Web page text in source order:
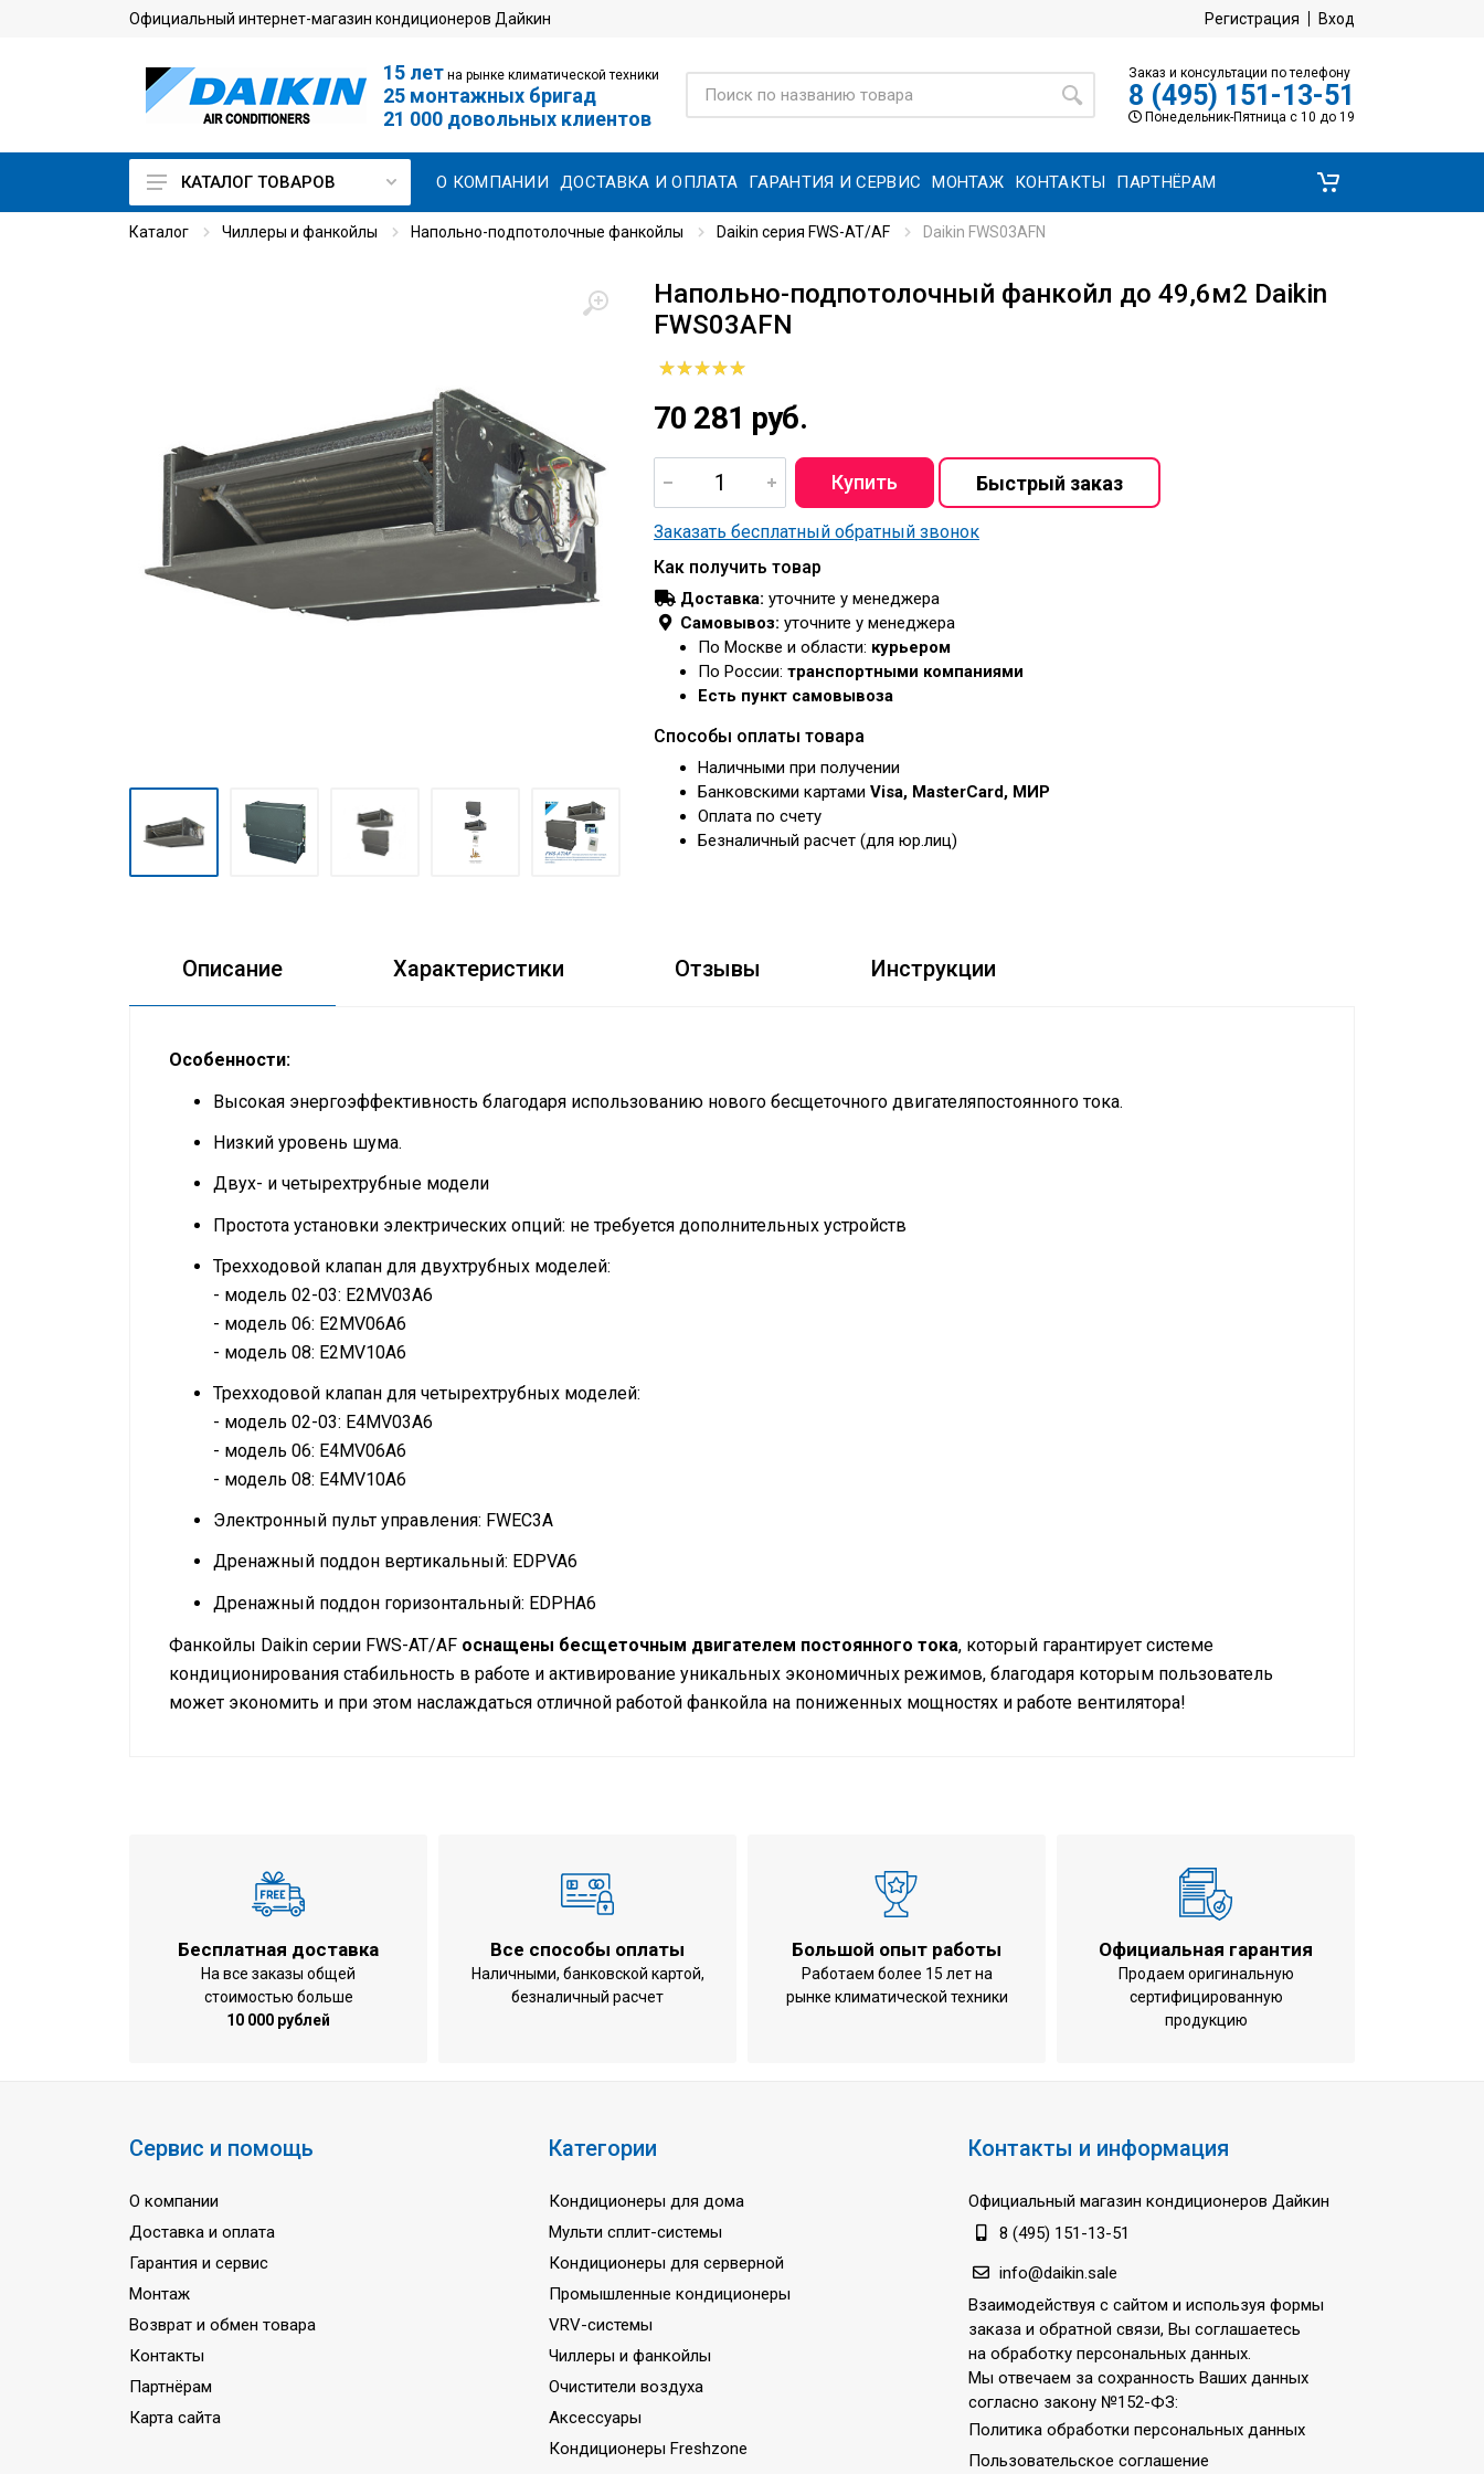
Официальный интернет-магазин кондиционеров Дайкин Регистрация Вход
15 лет на рынке климатической техники
25 монтажных бригад
21 000 довольных клиентов
Заказ и консультации по телефону
8 (495) 151-13-51
Понедельник-Пятница с 10 до 19
Кондиционеры для дома
VRV-системы
Чиллеры и фанкойлы
Очистители воздуха
Аксессуары
Кондиционеры Freshzone
КАТАЛОГ ТОВАРОВ О КОМПАНИИ ДОСТАВКА И ОПЛАТА ГАРАНТИЯ И СЕРВИС МОНТАЖ КОНТАКТЫ ПАРТНЁРАМ
Каталог Чиллеры и фанкойлы Напольно-подпотолочные фанкойлы Daikin серия FWS-AT/AF Daikin FWS03AFN
Напольно-подпотолочный фанкойл до 49,6м2 Daikin
FWS03AFN
70 281 руб.
Заказать бесплатный обратный звонок
Как получить товар
Доставка: уточните у менеджера
Самовывоз: уточните у менеджера
По Москве и области: курьером
По России: транспортными компаниями
Есть пункт самовывоза
Способы оплаты товара
Наличными при получении
Банковскими картами Visa, MasterCard, МИР
Оплата по счету
Безналичный расчет (для юр.лиц)
Описание Характеристики Отзывы Инструкции
Особенности:
Высокая энергоэффективность благодаря использованию нового бесщеточного двигателяпостоянного тока.
Низкий уровень шума.
Двух- и четырехтрубные модели
Простота установки электрических опций: не требуется дополнительных устройств
Трехходовой клапан для двухтрубных моделей:
- модель 02-03: E2MV03A6
- модель 06: E2MV06A6
- модель 08: E2MV10A6
Трехходовой клапан для четырехтрубных моделей:
- модель 02-03: E4MV03A6
- модель 06: E4MV06A6
- модель 08: E4MV10A6
Электронный пульт управления: FWEC3A
Дренажный поддон вертикальный: EDPVA6
Дренажный поддон горизонтальный: EDPHA6
Фанкойлы Daikin серии FWS-AT/AF оснащены бесщеточным двигателем постоянного тока, который гарантирует системе
кондиционирования стабильность в работе и активирование уникальных экономичных режимов, благодаря которым пользователь
может экономить и при этом наслаждаться отличной работой фанкойла на пониженных мощностях и работе вентилятора!
Габариты внутреннего блока
535x794x224 мм (ВхШхГ)
Потребляемая мощность при охлаждении
0,082 кВт
Потребляемая мощность при обогреве
0,082 кВт
Расход воздуха
Количество труб фанкойла
Количество фаз
Гарантия
Бесплатная доставка
На все заказы общей
стоимостью больше
10 000 рублей
Все способы оплаты
Наличными, банковской картой,
безналичный расчет
Большой опыт работы
Работаем более 15 лет на
рынке климатической техники
Официальная гарантия
Продаем оригинальную
сертифицированную
продукцию
Сервис и помощь
О компании
Доставка и оплата
Гарантия и сервис
Монтаж
Возврат и обмен товара
Контакты
Партнёрам
Карта сайта
Категории
Кондиционеры для дома
Мульти сплит-системы
Кондиционеры для серверной
Промышленные кондиционеры
VRV-системы
Чиллеры и фанкойлы
Очистители воздуха
Аксессуары
Кондиционеры Freshzone
Контакты и информация
Официальный магазин кондиционеров Дайкин
8 (495) 151-13-51
info@daikin.sale
Взаимодействуя с сайтом и используя формы
заказа и обратной связи, Вы соглашаетесь
на обработку персональных данных.
Мы отвечаем за сохранность Ваших данных
согласно закону №152-ФЗ:
Политика обработки персональных данных
Пользовательское соглашение